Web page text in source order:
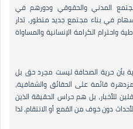
المدني والحقوقي ودورهم في
في بناء مجتمع جديد متطور، تدار
واحترام الكرامة الإنسانية والمساواة
بأن حرية الصحافة ليست مجرد حق بل
قائمة على الحقائق والشفافية،
للأخبار، بل هم حراس الحقيقة الذين
دون خوف من القمع أو الانتقام، لذا